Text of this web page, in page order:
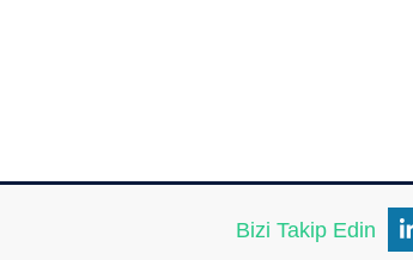
Bizi Takip Edin